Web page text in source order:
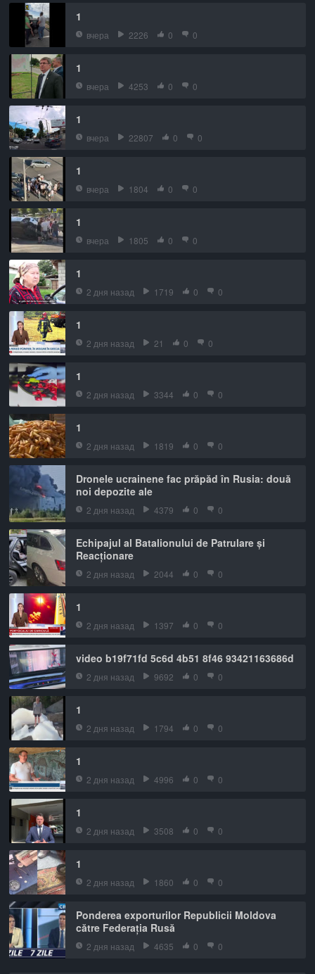
1
вчера 2226 0 0
1
вчера 4253 0 0
1
вчера 22807 0 0
1
вчера 1804 0 0
1
вчера 1805 0 0
1
2 дня назад 1719 0 0
1
2 дня назад 21 0 0
1
2 дня назад 3344 0 0
1
2 дня назад 1819 0 0
Dronele ucrainene fac prăpăd în Rusia: două
noi depozite ale
2 дня назад 4379 0 0
Echipajul al Batalionului de Patrulare și
Reacționare
2 дня назад 2044 0 0
1
2 дня назад 1397 0 0
video b19f71fd 5c6d 4b51 8f46 93421163686d
2 дня назад 9692 0 0
1
2 дня назад 1794 0 0
1
2 дня назад 4996 0 0
1
2 дня назад 3508 0 0
1
2 дня назад 1860 0 0
Ponderea exporturilor Republicii Moldova
către Federația Rusă
2 дня назад 4635 0 0